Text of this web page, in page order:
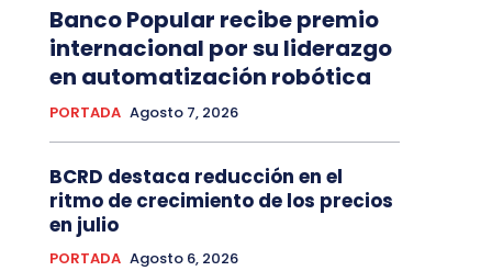
Banco Popular recibe premio
internacional por su liderazgo
en automatización robótica
PORTADA Agosto 7, 2026
BCRD destaca reducción en el
ritmo de crecimiento de los precios
en julio
PORTADA Agosto 6, 2026